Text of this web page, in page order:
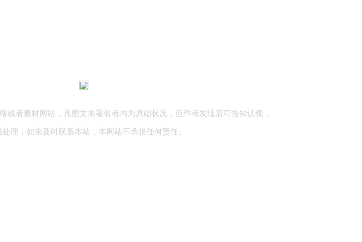
者素材网站，凡图文未署名者均为原始状况，但作者发现后可告知认领，
理，如未及时联系本站，本网站不承担任何责任。